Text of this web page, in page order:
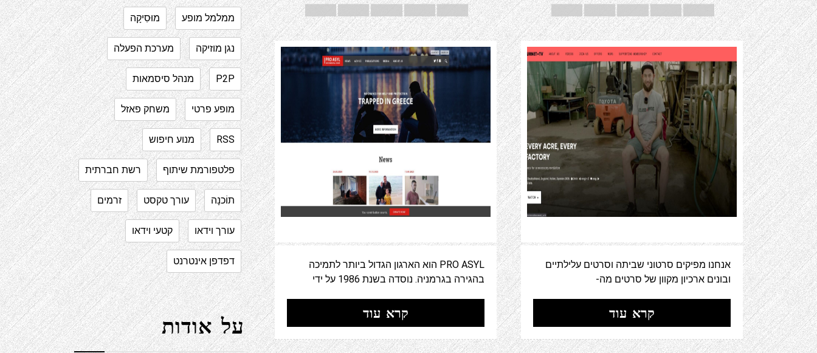
אנחנו מפיקים סרטוני שביתה וסרטים עלילתיים
ובונים ארכיון מקוון של סרטים מה-
קרא עוד
PRO ASYL הוא הארגון הגדול ביותר לתמיכה
בהגירה בגרמניה. נוסדה בשנת 1986 על ידי
קרא עוד
ממלמל מופע מוּסִיקָה
נגן מוזיקה מערכת הפעלה
P2P מנהל סיסמאות
מופע פרטי משחק פאזל
RSS מנוע חיפוש
פלטפורמת שיתוף רשת חברתית
תוֹכנָה עורך טקסט זרמים
עורך וידאו קטעי וידאו
דפדפן אינטרנט
על אודות